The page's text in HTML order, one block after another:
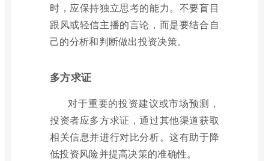
时，应保持独立思考的能力。不要盲目
跟风或轻信主播的言论，而是要结合自
己的分析和判断做出投资决策。
多方求证
对于重要的投资建议或市场预测，
投资者应多方求证，通过其他渠道获取
相关信息并进行对比分析。这有助于降
低投资风险并提高决策的准确性。